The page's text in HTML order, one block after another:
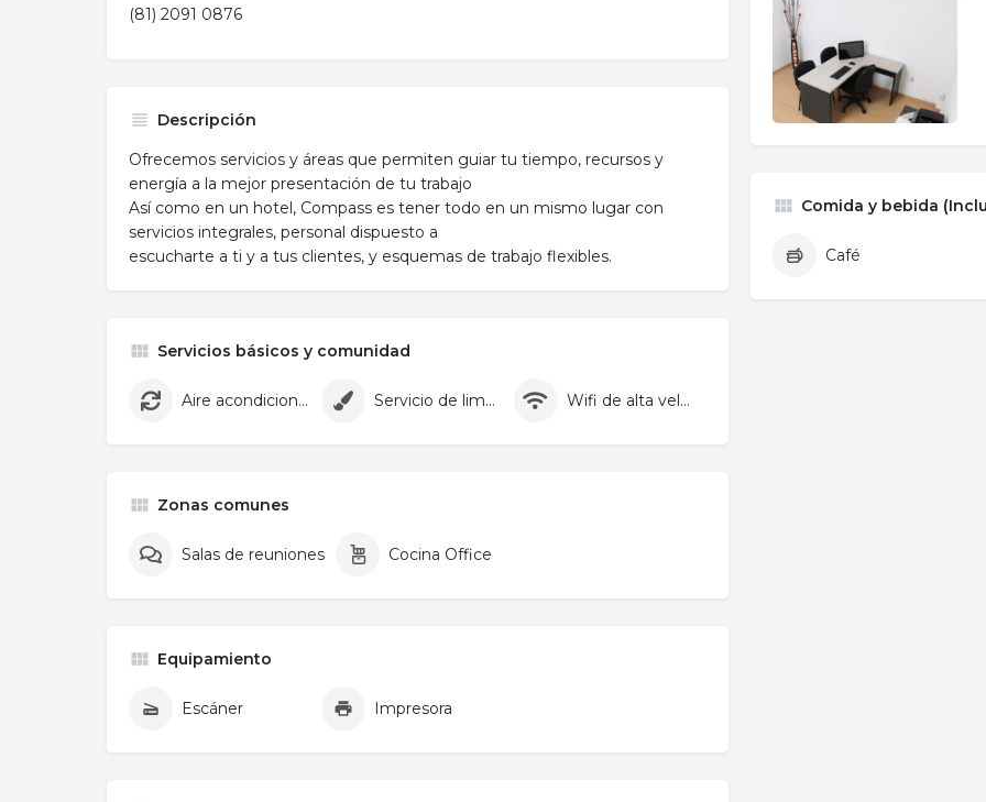
(81) 2091 0876
Descripción
Ofrecemos servicios y áreas que permiten guiar tu tiempo, recursos y
energía a la mejor presentación de tu trabajo
Así como en un hotel, Compass es tener todo en un mismo lugar con
servicios integrales, personal dispuesto a
escucharte a ti y a tus clientes, y esquemas de trabajo flexibles.
Servicios básicos y comunidad
Aire acondicionado Servicio de limpieza Wifi de alta velocidad
Zonas comunes
Salas de reuniones Cocina Office
Equipamiento
Escáner Impresora
Comida y bebida
Café